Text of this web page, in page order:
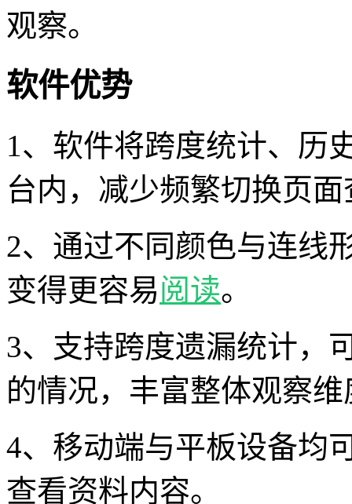
观察。
软件优势
1、软件将跨度统计、历
台内，减少频繁切换页
2、通过不同颜色与连线
变得更容易阅读。
3、支持跨度遗漏统计，
的情况，丰富整体观察维
4、移动端与平板设备均
查看资料内容。